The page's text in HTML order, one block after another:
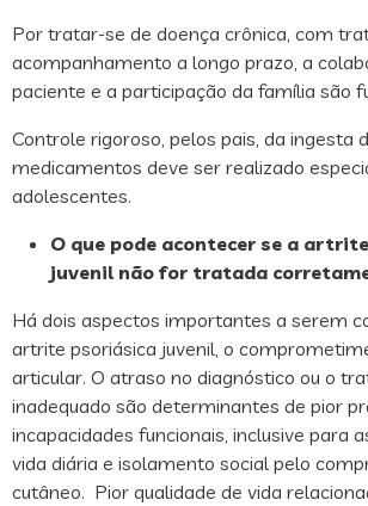
Por tratar-se de doença crônica, com
acompanhamento a longo prazo, a
paciente e a participação da família são
Controle rigoroso, pelos pais, da ingesta
medicamentos deve ser realizado
adolescentes.
O que pode acontecer se a
juvenil não for tratada
Há dois aspectos importantes a serem
artrite psoriásica juvenil, o
articular. O atraso no diagnóstico ou o
inadequado são determinantes de pior
incapacidades funcionais, inclusive para
vida diária e isolamento social pelo
cutâneo. Pior qualidade de vida